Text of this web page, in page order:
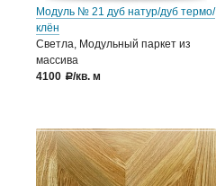
Модуль № 21 дуб натур/дуб термо/
клён
Светла, Модульный паркет из
массива
4100
a/кв. м